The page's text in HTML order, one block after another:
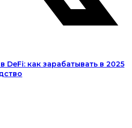
DeFi: как зарабатывать в 2025